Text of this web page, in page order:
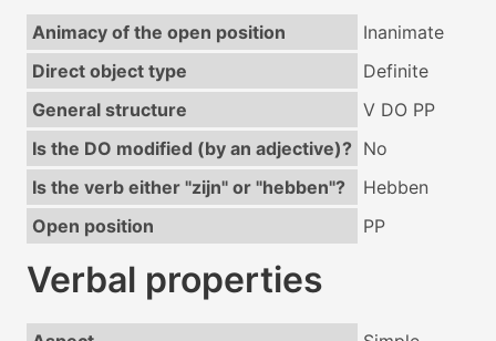
Animacy of the open position
Inanimate
Direct object type
Definite
General structure
V DO PP
Is the DO modified (by an adjective)? No
Is the verb either "zijn" or "hebben"?
Hebben
Open position
PP
Verbal properties